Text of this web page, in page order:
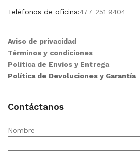
Teléfonos de oficina:477 251 9404
Aviso de privacidad
Términos y condiciones
Política de Envíos y Entrega
Política de Devoluciones y Garantía
Contáctanos
Nombre